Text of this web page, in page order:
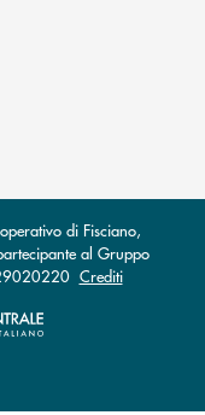
l’app di posta
di Fisciano,
al Gruppo
Crediti